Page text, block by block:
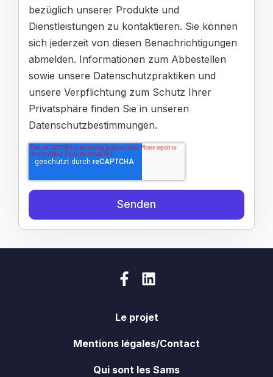
bezüglich unserer Produkte und
Dienstleistungen zu kontaktieren. Sie können
sich jederzeit von diesen Benachrichtigungen
abmelden. Informationen zum Abbestellen
sowie unsere Datenschutzpraktiken und
unsere Verpflichtung zum Schutz Ihrer
Privatsphäre finden Sie in unseren
Datenschutzbestimmungen.
Le projet
Mentions légales/Contact
Qui sont les Sams